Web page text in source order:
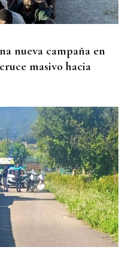
nueva campaña en
masivo hacia